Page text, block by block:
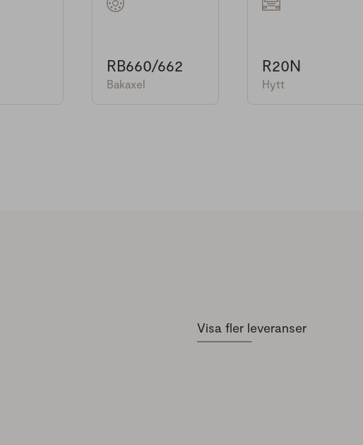
RB660/662
Bakaxel
R20N
Hytt
Visa fler leveranser